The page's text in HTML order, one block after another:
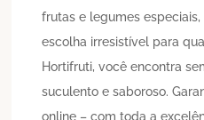
frutas e legumes
escolha irresistível para
Hortifruti, você encontra
suculento e saboroso.
online – com toda a